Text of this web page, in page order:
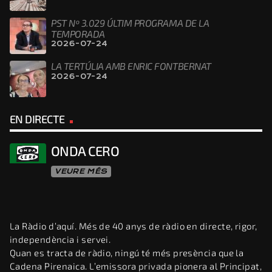
PST Nº 3.029 ÚLTIM PROGRAMA DE LA
TEMPORADA
2026-07-24
LA TERTÚLIA AMB ENRIC FONTBERNAT
2026-07-24
EN DIRECTE
ONDA CERO
VEURE MÉS
La Ràdio d’aquí. Més de 40 anys de ràdio en directe, rigor,
independència i servei.
Quan es tracta de ràdio, ningú té més presència que la
Cadena Pirenaica. L’emissora privada pionera al Principat,